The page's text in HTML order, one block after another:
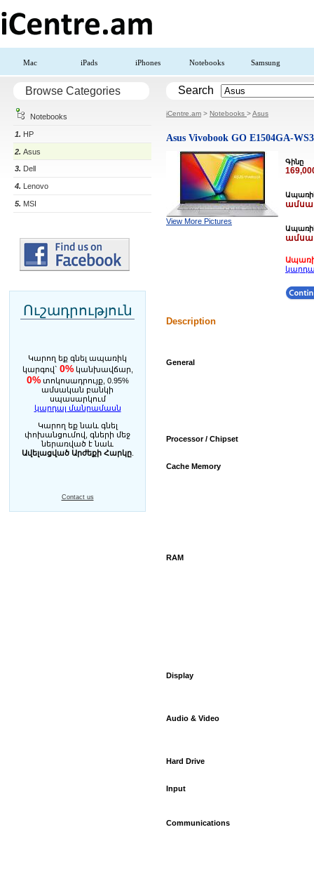
Mac iPads iPhones Notebooks Samsung
Browse Categories
Notebooks
1. HP
2. Asus
3. Dell
4. Lenovo
5. MSI
Ուշադրություն
Կարող եք գնել ապառիկ
կարգով` 0%կանխավճար,
0%տոկոսադրույք, 0.95%
ամսական բանկի
սպասարկում
կարդալ մանրամասն
Կարող եք նաև գնել
փոխանցումով, գների մեջ
ներառված է նաև
Ավելացված Արժեքի Հարկը.
Contact us
Search
iCentre.am > Notebooks >Asus
Asus Vivobook GO E1504GA-
View More Pictures
Գինը
Description
General
Processor / Chipset
Cache Memory
RAM
Display
Audio & Video
Hard Drive
Input
Communications